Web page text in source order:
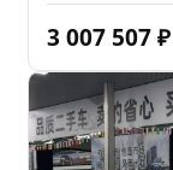
3 007 507 ₽